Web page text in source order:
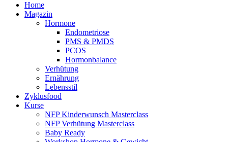
Home
Magazin
Hormone
Endometriose
PMS & PMDS
PCOS
Hormonbalance
Verhütung
Ernährung
Lebensstil
Zyklusfood
Kurse
NFP Kinderwunsch Masterclass
NFP Verhütung Masterclass
Baby Ready